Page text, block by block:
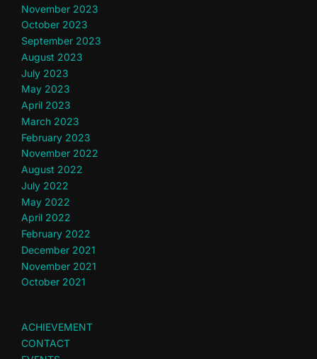
November 2023
October 2023
September 2023
August 2023
July 2023
May 2023
April 2023
March 2023
February 2023
November 2022
August 2022
July 2022
May 2022
April 2022
February 2022
December 2021
November 2021
October 2021
ACHIEVEMENT
CONTACT